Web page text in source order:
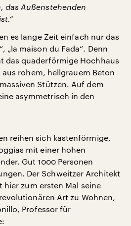
das Außenstehenden
es lange Zeit einfach nur das
„la maison du Fada“. Denn
das quaderförmige Hochhaus
rohem, hellgrauem Beton
Stützen. Auf dem
asymmetrisch in den
reihen sich kastenförmige,
mit einer hohen
Gut 1000 Personen
Der Schweitzer Architekt
hier zum ersten Mal seine
Art zu Wohnen,
Professor für